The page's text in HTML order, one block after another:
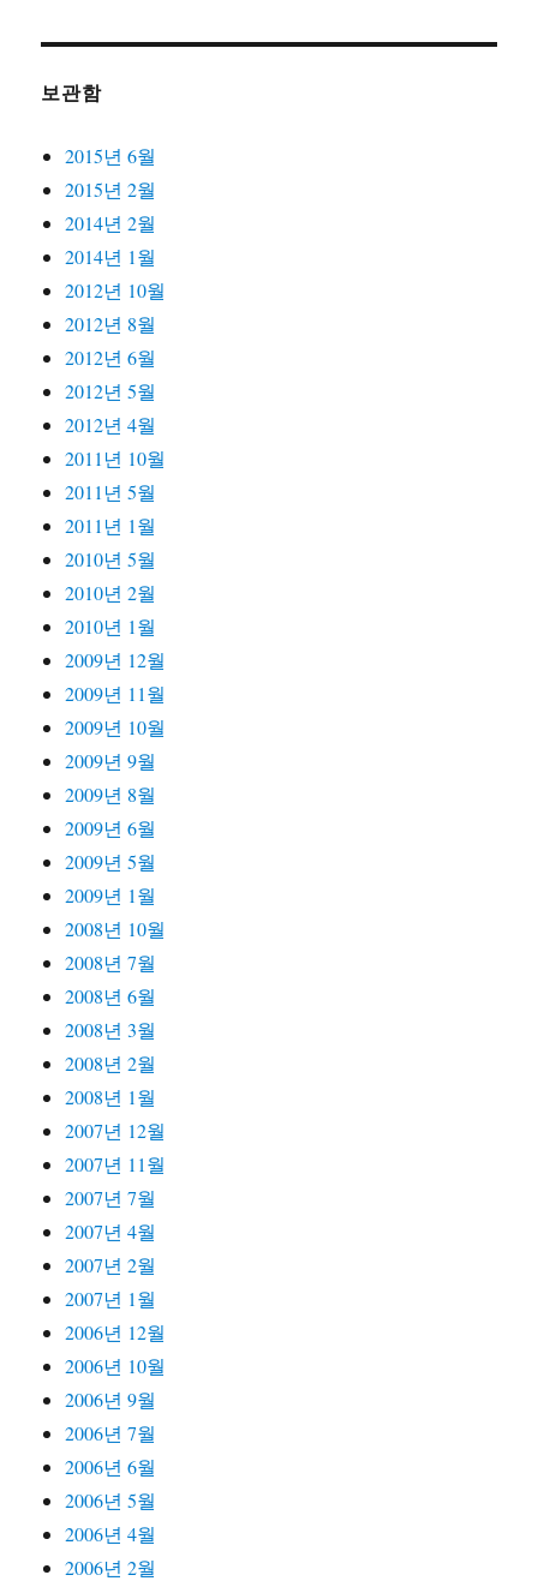
보관함
2015년 6월
2015년 2월
2014년 2월
2014년 1월
2012년 10월
2012년 8월
2012년 6월
2012년 5월
2012년 4월
2011년 10월
2011년 5월
2011년 1월
2010년 5월
2010년 2월
2010년 1월
2009년 12월
2009년 11월
2009년 10월
2009년 9월
2009년 8월
2009년 6월
2009년 5월
2009년 1월
2008년 10월
2008년 7월
2008년 6월
2008년 3월
2008년 2월
2008년 1월
2007년 12월
2007년 11월
2007년 7월
2007년 4월
2007년 2월
2007년 1월
2006년 12월
2006년 10월
2006년 9월
2006년 7월
2006년 6월
2006년 5월
2006년 4월
2006년 2월